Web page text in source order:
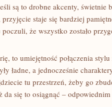
są to drobne akcenty, świetnie
staje się bardziej
że wszystko zostało
to umiejętność połączenia
ładne, a jednocześnie
tu przestrzeń, żeby go
da się to osiągnąć –